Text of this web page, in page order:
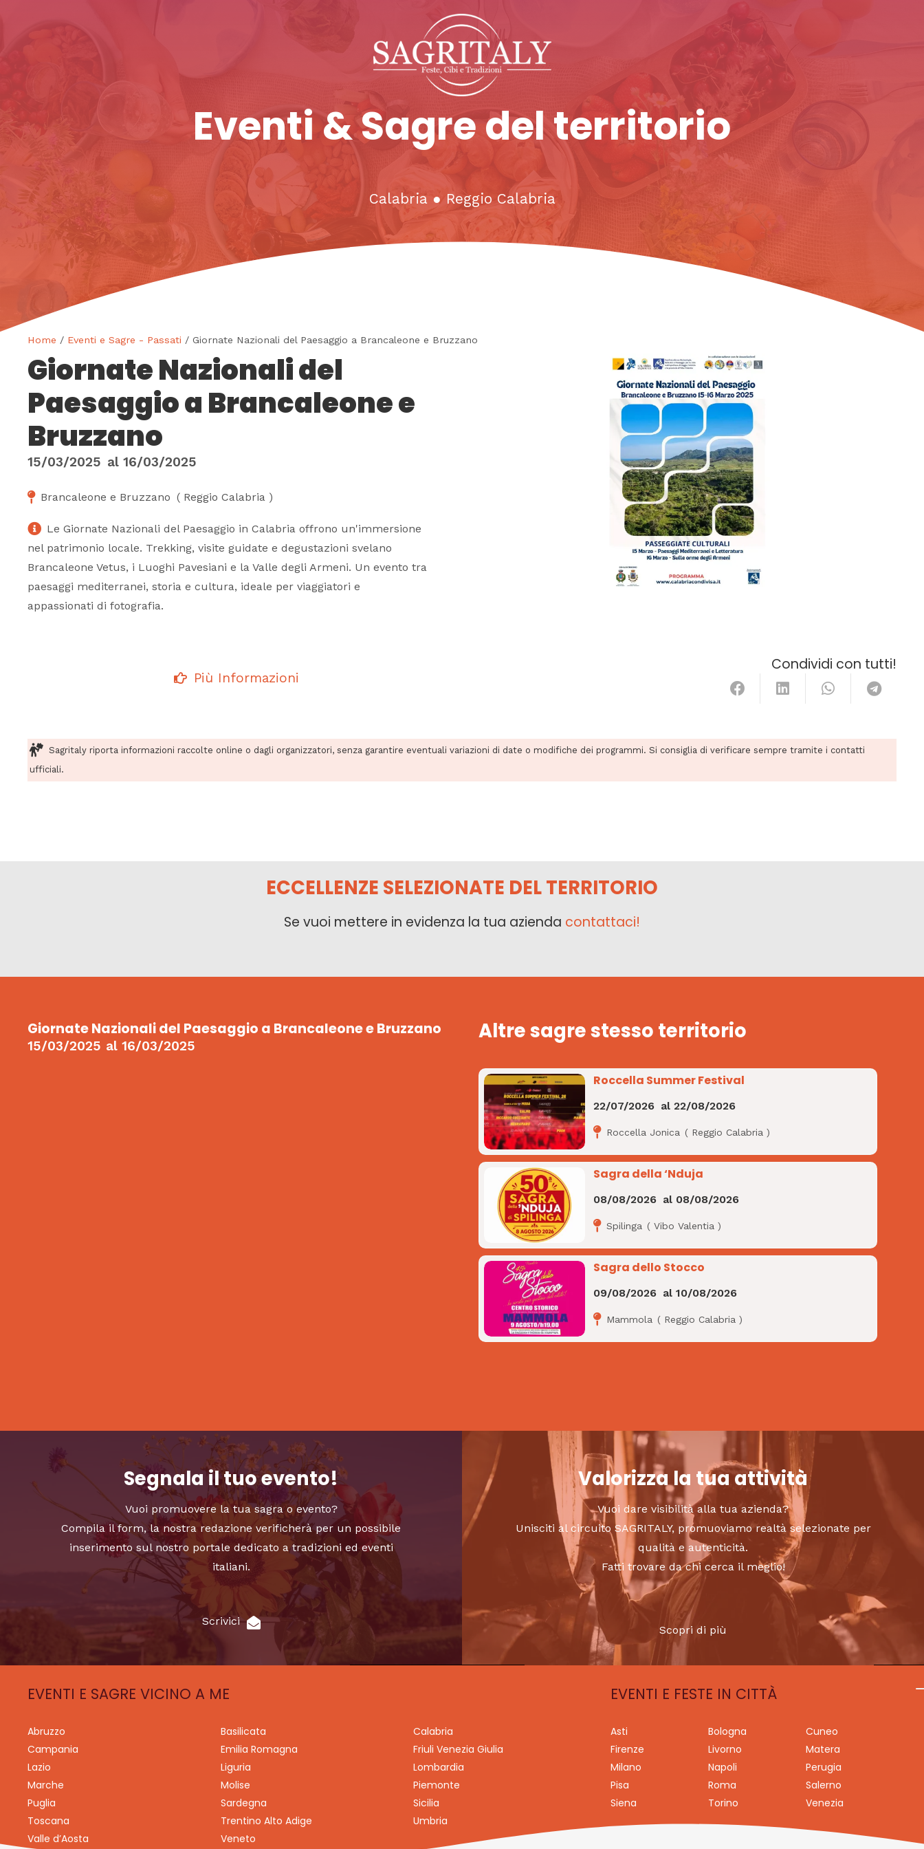
Eventi & Sagre del territorio
Calabria ● Reggio Calabria
Home / Eventi e Sagre - Passati / Giornate Nazionali del Paesaggio a Brancaleone e Bruzzano
Giornate Nazionali del
Paesaggio a Brancaleone e
Bruzzano
15/03/2025 al 16/03/2025
Brancaleone e Bruzzano ( Reggio Calabria )
Le Giornate Nazionali del Paesaggio in Calabria offrono un'immersione
nel patrimonio locale. Trekking, visite guidate e degustazioni svelano
Brancaleone Vetus, i Luoghi Pavesiani e la Valle degli Armeni. Un evento tra
paesaggi mediterranei, storia e cultura, ideale per viaggiatori e
appassionati di fotografia.
Più Informazioni
Condividi con tutti!
Sagritaly riporta informazioni raccolte online o dagli organizzatori, senza garantire eventuali variazioni di date o modifiche dei programmi. Si consiglia di verificare sempre tramite i contatti
ufficiali.
ECCELLENZE SELEZIONATE DEL TERRITORIO
Se vuoi mettere in evidenza la tua azienda contattaci!
Giornate Nazionali del Paesaggio a Brancaleone e Bruzzano
15/03/2025 al 16/03/2025
Altre sagre stesso territorio
Roccella Summer Festival
22/07/2026 al22/08/2026
Roccella Jonica ( Reggio Calabria )
Sagra della ‘Nduja
08/08/2026 al 08/08/2026
Spilinga (Vibo Valentia )
Sagra dello Stocco
09/08/2026 al10/08/2026
Mammola ( Reggio Calabria )
Segnala il tuo evento!
Vuoi promuovere la tua sagra o evento?
Compila il form, la nostra redazione verificherà per un possibile
inserimento sul nostro portale dedicato a tradizioni ed eventi
italiani.
Scrivici
Valorizza la tua attività
Vuoi dare visibilità alla tua azienda?
Unisciti al circuito SAGRITALY, promuoviamo realtà selezionate per
qualità e autenticità.
Fatti trovare da chi cerca il meglio!
Scopri di più
EVENTI E SAGRE VICINO A ME
Abruzzo Basilicata
Calabria
Campania
Emilia Romagna
Friuli Venezia Giulia
Lazio
Liguria
Lombardia
Marche
Molise
Piemonte
Puglia
Sardegna
Sicilia
Toscana
Trentino Alto Adige
Umbria
Valle d’Aosta
Veneto
EVENTI E FESTE IN CITTÀ
Asti Bologna
Cuneo
Firenze
Livorno
Matera
Milano
Napoli
Perugia
Pisa
Roma
Salerno
Siena
Torino Venezia